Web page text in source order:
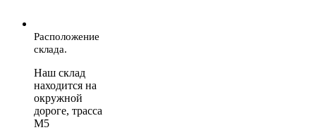
Расположение
склада.
Наш склад
находится на
окружной
дороге, трасса
М5